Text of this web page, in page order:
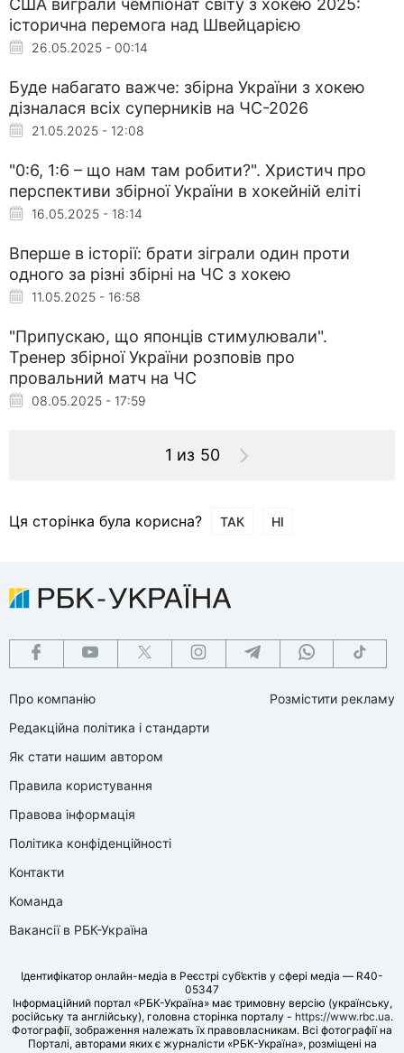
США виграли чемпіонат світу з хокею 2025:
історична перемога над Швейцарією
26.05.2025 - 00:14
Буде набагато важче: збірна України з хокею
дізналася всіх суперників на ЧС-2026
21.05.2025 - 12:08
"0:6, 1:6 – що нам там робити?". Христич про
перспективи збірної України в хокейній еліті
16.05.2025 - 18:14
Вперше в історії: брати зіграли один проти
одного за різні збірні на ЧС з хокею
11.05.2025 - 16:58
"Припускаю, що японців стимулювали".
Тренер збірної України розповів про
провальний матч на ЧС
08.05.2025 - 17:59
1 из 50
Ця сторінка була корисна? ТАК НІ
Про компанію
Редакційна політика і стандарти
Як стати нашим автором
Правила користування
Правова інформація
Політика конфіденційності
Контакти
Команда
Вакансії в РБК-Україна
Розмістити рекламу
Ідентифікатор онлайн-медіа в Реєстрі суб’єктів у сфері медіа — R40-
05347
Інформаційний портал «РБК-Україна» має тримовну версію (українську,
російську та англійську), головна сторінка порталу - https://www.rbc.ua.
Фотографії, зображення належать їх правовласникам. Всі фотографії на
Порталі, авторами яких є журналісти «РБК-Україна», розміщені на